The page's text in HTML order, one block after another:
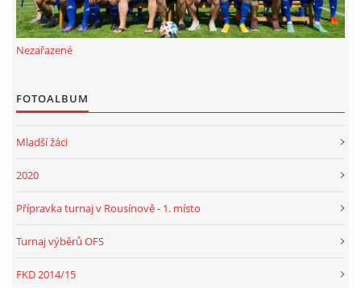
ičo 27005305
č.ú. 3227086359 / 0800
© 2026 eStránky.cz |RSS
Nezařazené
FOTOALBUM
Mladší žáci
2020
Přípravka turnaj v Rousínově - 1. místo
Turnaj výběrů OFS
FKD 2014/15